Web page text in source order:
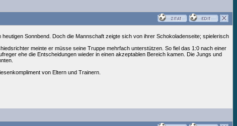
Sonnbend. Doch die Mannschaft zeigte sich von ihrer Schokoladenseite; spielerisch
meinte er müsse seine Truppe mehrfach unterstützen. So fiel das 1:0 nach einer
ehe die Entscheidungen wieder in einen akzeptablen Bereich kamen. Die Jungs und
von Eltern und Trainern.